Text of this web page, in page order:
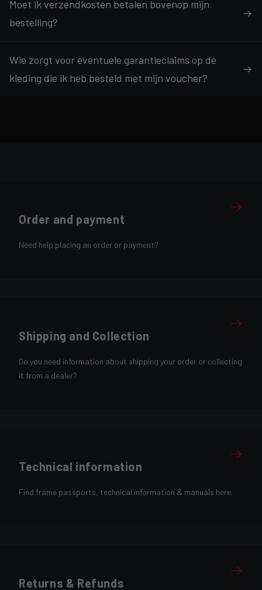
Moet ik verzendkosten betalen bovenop mijn
bestelling?
Wie zorgt voor eventuele garantieclaims op de
kleding die ik heb besteld met mijn voucher?
Order and payment
Need help placing an order or payment?
Shipping and Collection
Do you need information about shipping your order or collecting
it from a dealer?
Technical information
Find frame passports, technical information & manuals here.
Returns & Refunds